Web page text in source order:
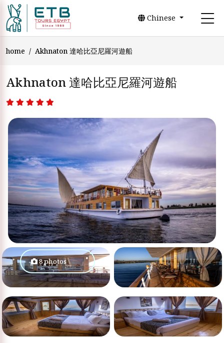
Chinese
home Akhnaton 達哈比亞尼羅河遊船
Akhnaton 達哈比亞尼羅河遊船
8 photos